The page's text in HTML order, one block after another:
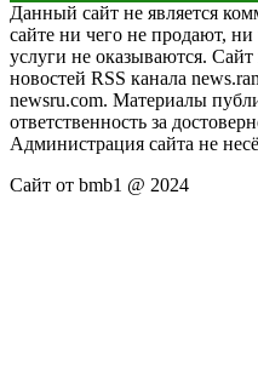
Данный сайт не является
сайте ни чего не продают,
услуги не оказываются. Сайт
новостей RSS канала
newsru.com. Материалы
ответственность за
Администрация сайта не
Сайт от bmb1 @ 2024